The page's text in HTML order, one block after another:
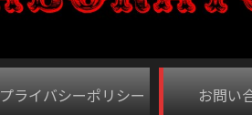
プライバシーポリシー お問い